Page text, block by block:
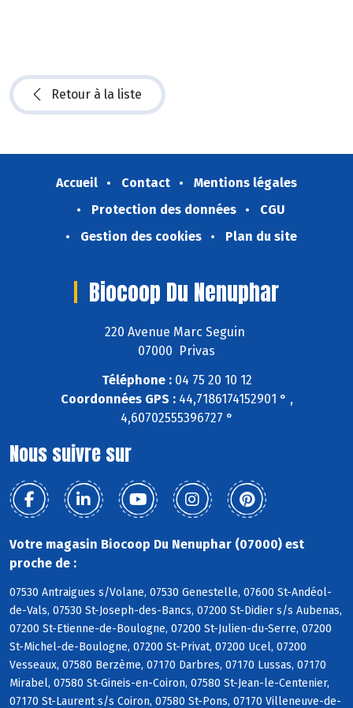
Retour à la liste
Accueil Contact
Mentions légales
Protection des données
CGU
Gestion des cookies
Plan du site
Biocoop Du Nenuphar
220 Avenue Marc Seguin
07000 Privas
Téléphone :04 75 20 10 12
Coordonnées GPS :44,7186174152901 ° ,
4,60702555396727 °
Nous suivre sur
Votre magasin Biocoop Du Nenuphar (07000) est
proche de :
07530 Antraigues s/Volane, 07530 Genestelle, 07600 St-Andéol-
de-Vals, 07530 St-Joseph-des-Bancs, 07200 St-Didier s/s Aubenas,
07200 St-Etienne-de-Boulogne, 07200 St-Julien-du-Serre, 07200
St-Michel-de-Boulogne, 07200 St-Privat, 07200 Ucel, 07200
Vesseaux, 07580 Berzème, 07170 Darbres, 07170 Lussas, 07170
Mirabel, 07580 St-Gineis-en-Coiron, 07580 St-Jean-le-Centenier,
07170 St-Laurent s/s Coiron, 07580 St-Pons, 07170 Villeneuve-de-